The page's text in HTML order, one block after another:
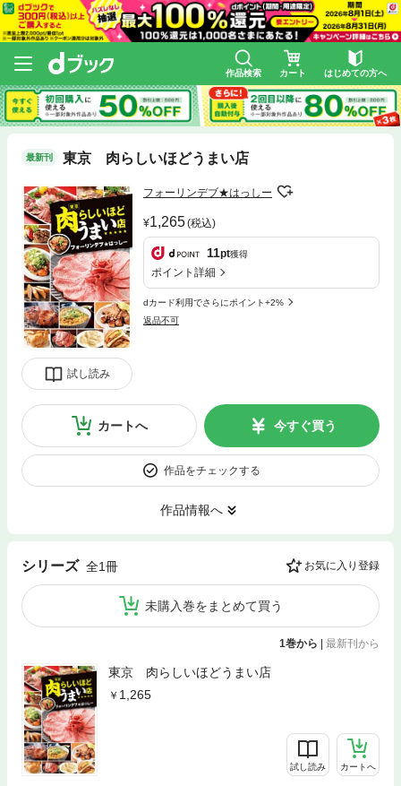
作品検索 カート はじめての方へ
最新刊 東京 肉らしいほどうまい店
試し読み
フォーリンデブ★はっしー
1,265(税込)
11pt獲得
ポイント詳細
dカード利用でさらにポイント+2%
返品不可
カートへ 今すぐ買う
作品をチェックする
作品情報へ
シリーズ 全1冊 お気に入り登録
未購入巻をまとめて買う
1巻から 最新刊から
東京 肉らしいほどうまい店
1,265
試し読み カートへ